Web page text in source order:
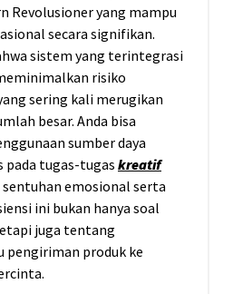
Revolusioner yang mampu
secara signifikan.
sistem yang terintegrasi
risiko
sering kali merugikan
besar. Anda bisa
sumber daya
pada tugas-tugas kreatif
emosional serta
ini bukan hanya soal
juga tentang
pengiriman produk ke